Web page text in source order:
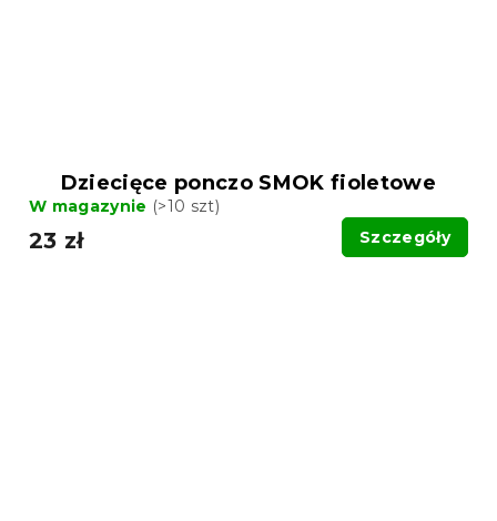
Dziecięce ponczo SMOK fioletowe
W magazynie (>10 szt)
23 zł Szczegóły